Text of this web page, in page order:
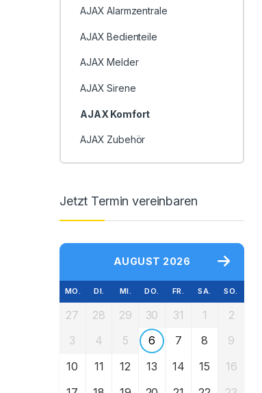
AJAX Alarmzentrale
AJAX Bedienteile
AJAX Melder
AJAX Sirene
AJAX Komfort
AJAX Zubehör
Jetzt Termin vereinbaren
AUGUST 2026
MO. DI. MI. DO. FR. SA. SO.
27 28 29 30 31 1
2
3
4 5 6 7 8
9
10
11 12 13 14 15
16